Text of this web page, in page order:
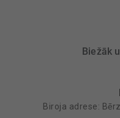
Biežāk
Biroja adrese: